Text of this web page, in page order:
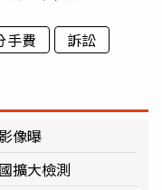
手費 訴訟
像曝
擴大檢測